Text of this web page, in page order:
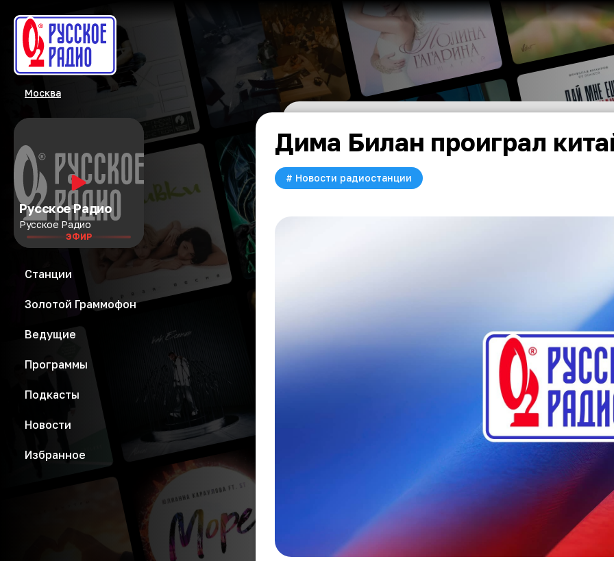
Москва
Русское Радио
Русское Радио
ЭФИР
Станции
Золотой Граммофон
Ведущие
Программы
Подкасты
Новости
Избранное
Дима Билан проиграл
# Новости радиостанции